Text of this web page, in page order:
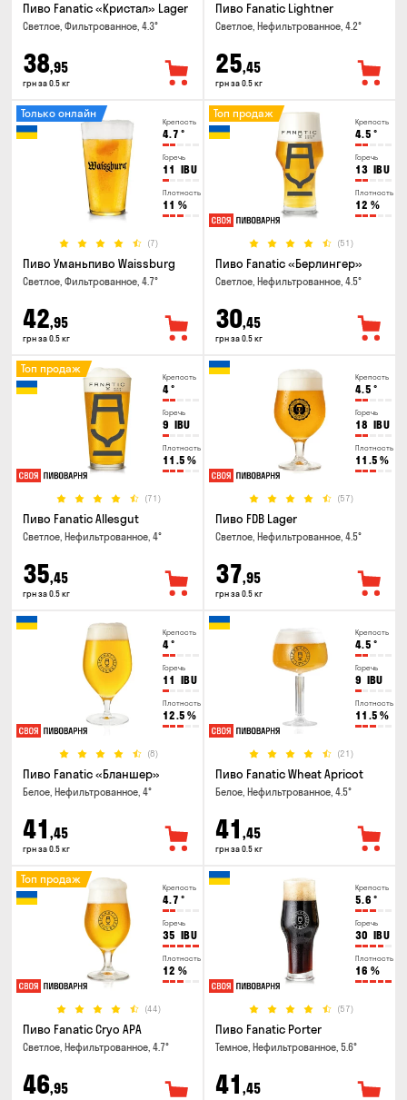
Пиво Fanatic «Кристал» Lager
Светлое, Фильтрованное, 4.3°
38,95
грн за 0.5 кг
Пиво Fanatic Lightner
Светлое, Нефильтрованное, 4.2°
25,45
грн за 0.5 кг
Крепость
4.7 °
Горечь
11 IBU
Плотность
11 %
(7)
Только онлайн
Пиво Уманьпиво Waissburg
Светлое, Фильтрованное, 4.7°
42,95
грн за 0.5 кг
Крепость
4.5 °
Горечь
13 IBU
Плотность
12 %
(51)
Топ продаж
Пиво Fanatic «Берлингер»
Светлое, Нефильтрованное, 4.5°
30,45
грн за 0.5 кг
Крепость
4°
Горечь
9 IBU
Плотность
11.5 %
(71)
Топ продаж
Пиво Fanatic Allesgut
Светлое, Нефильтрованное, 4°
35,45
грн за 0.5 кг
Крепость
4.5 °
Горечь
18 IBU
Плотность
11.5 %
(57)
Пиво FDB Lager
Светлое, Нефильтрованное, 4.5°
37,95
грн за 0.5 кг
Крепость
4°
Горечь
11 IBU
Плотность
12.5 %
(8)
Пиво Fanatic «Бланшер»
Белое, Нефильтрованное, 4°
41 ,45
грн за 0.5 кг
Крепость
4.5 °
Горечь
9 IBU
Плотность
11.5 %
(21)
Пиво Fanatic Wheat Apricot
Белое, Нефильтрованное, 4.5°
41 ,45
грн за 0.5 кг
Крепость
4.7 °
Горечь
35 IBU
Плотность
12 %
(44)
Топ продаж
Пиво Fanatic Cryo APA
Светлое, Нефильтрованное, 4.7°
46,95
Крепость
5.6 °
Горечь
30 IBU
Плотность
16 %
(57)
Пиво Fanatic Porter
Темное, Нефильтрованное, 5.6°
41 ,45